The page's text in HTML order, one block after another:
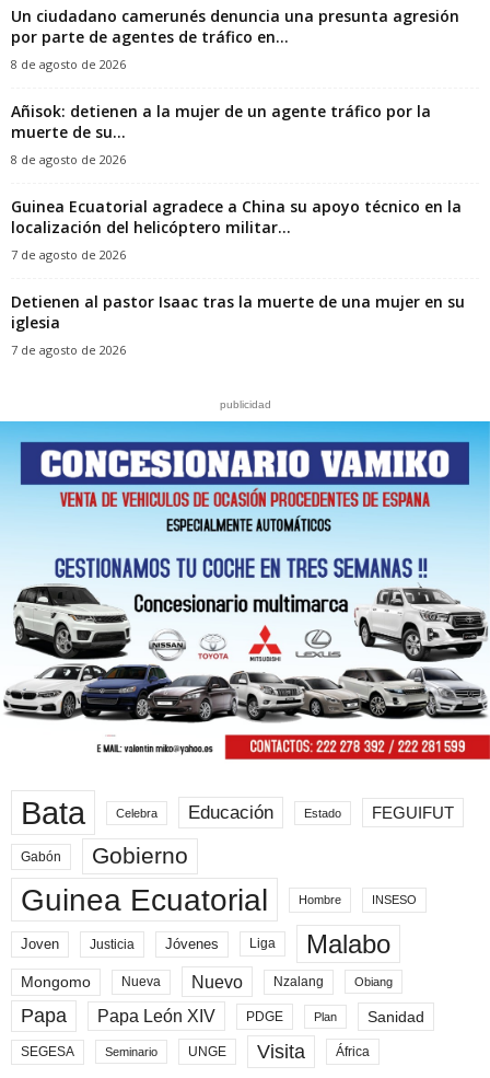
‎Un ciudadano camerunés denuncia una presunta agresión
por parte de agentes de tráfico en...
8 de agosto de 2026
Añisok: detienen a la mujer de un agente tráfico por la
muerte de su...
8 de agosto de 2026
Guinea Ecuatorial agradece a China su apoyo técnico en la
localización del helicóptero militar...
7 de agosto de 2026
‎Detienen al pastor Isaac tras la muerte de una mujer en su
iglesia‎
7 de agosto de 2026
publicidad
Bata Celebra Educación Estado FEGUIFUT
Gabón Gobierno
Guinea Ecuatorial Hombre INSESO
Joven Justicia Jóvenes Liga Malabo
Mongomo Nueva Nuevo Nzalang Obiang
Papa Papa León XIV PDGE Plan Sanidad
SEGESA Seminario UNGE Visita África